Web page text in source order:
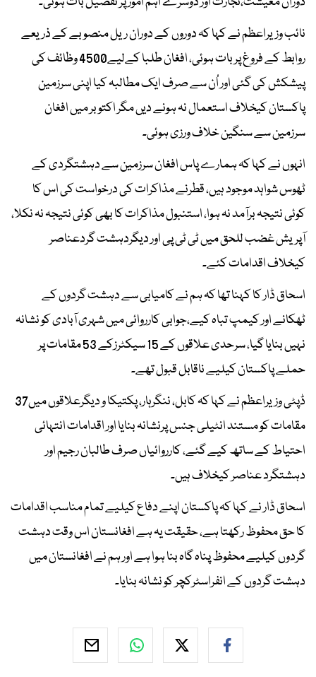
نائب وزیراعظم نے کہا کہ دوروں کے دوران ریل منصوبے کے ذریعے
روابط کے فروغ پر بات ہوئی، افغان طلبا کےلیے4500 وظائف کی
پیشکش کی گئی اور اُن سے صرف ایک مطالبہ کیا اپنی سرزمین
پاکستان کیخلاف استعمال نہ ہونے دیں مگر اکتوبر میں افغان
سرزمین سے سنگین خلاف ورزی ہوئی۔
انہوں نے کہا کہ ہمارے پاس افغان سرزمین سے دہشتگردی کے
ٹھوس شواہد موجود ہیں، قطرنے مذاکرات کی درخواست کی اس کا
کوئی نتیجہ برآمد نہ ہوا، استنبول مذاکرات کا بھی کوئی نتیجہ نہ نکلا،
آپریش غضب للحق میں ٹی ٹی پی اور دیگردہشت گردعناصر
کیخلاف اقدامات کئے۔
اسحاق ڈار کا کہنا تھا کہ ہم نے کامیابی سے دہشت گردوں کے
ٹھکانے اور کیمپ تباہ کیے،جوابی کارروائی میں شہری آبادی کو نشانہ
نہیں بنایا گیا، سرحدی علاقوں کے 15 سیکٹرزکے 53 مقامات پر
حملے پاکستان کیلیے ناقابل قبول تھے۔
ڈپٹی وزیراعظم نے کہا کہ کابل، ننگرہار، پکتیکا و دیگرعلاقوں میں37
مقامات کو مستند انٹیلی جنس پرنشانہ بنایا اور اقدامات انتہائی
احتیاط کے ساتھ کیے گئے، کارروائیاں صرف طالبان رجیم اور
دہشتگرد عناصر کیخلاف ہیں۔
اسحاق ڈار نے کہا کہ پاکستان اپنے دفاع کیلیے تمام مناسب اقدامات
کا حق محفوظ رکھتا ہے، حقیقت یہ ہے افغانستان اس وقت دہشت
گردوں کیلیے محفوظ پناہ گاہ بنا ہوا ہے اور ہم نے افغانستان میں
دہشت گردوں کے انفراسٹرکچر کو نشانہ بنایا۔